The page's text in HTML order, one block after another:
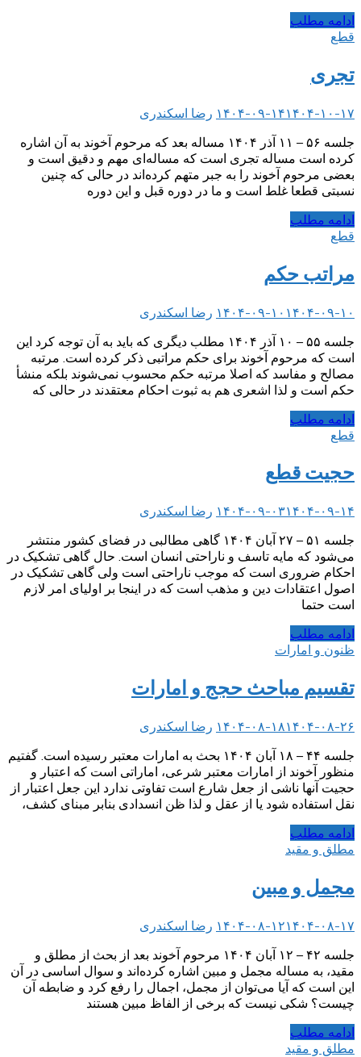
ادامه مطلب
قطع
تجری
۱۴۰۴-۰۹-۱۴۱۴۰۴-۱۰-۱۷
رضا اسکندری
جلسه ۵۶ – ۱۱ آذر ۱۴۰۴ مساله بعد که مرحوم آخوند به آن اشاره
کرده است مساله تجری است که مساله‌ای مهم و دقیق است و
بعضی مرحوم آخوند را به جبر متهم کرده‌اند در حالی که چنین
نسبتی قطعا غلط است و ما در دوره قبل و این دوره
ادامه مطلب
قطع
مراتب حکم
۱۴۰۴-۰۹-۱۰ ۱۴۰۴-۰۹-۱۰
رضا اسکندری
جلسه ۵۵ – ۱۰ آذر ۱۴۰۴ مطلب دیگری که باید به آن توجه کرد این
است که مرحوم آخوند برای حکم مراتبی ذکر کرده است. مرتبه
مصالح و مفاسد که اصلا مرتبه حکم محسوب نمی‌شوند بلکه منشأ
حکم است و لذا اشعری هم به ثبوت احکام معتقدند در حالی که
ادامه مطلب
قطع
حجیت قطع
۱۴۰۴-۰۹-۰۳۱۴۰۴-۰۹-۱۴
رضا اسکندری
جلسه ۵۱ – ۲۷ آبان ۱۴۰۴ گاهی مطالبی در فضای کشور منتشر
می‌شود که مایه تاسف و ناراحتی انسان است. حال گاهی تشکیک در
احکام ضروری است که موجب ناراحتی است ولی گاهی تشکیک در
اصول اعتقادات دین و مذهب است که در اینجا بر اولیای امر لازم
است حتما
ادامه مطلب
ظنون و امارات
تقسیم مباحث حجج و امارات
۱۴۰۴-۰۸-۱۸۱۴۰۴-۰۸-۲۶
رضا اسکندری
جلسه ۴۴ – ۱۸ آبان ۱۴۰۴ بحث به امارات معتبر رسیده است. گفتیم
منظور آخوند از امارات معتبر شرعی، اماراتی است که اعتبار و
حجیت آنها ناشی از جعل شارع است تفاوتی ندارد این جعل اعتبار از
نقل استفاده شود یا از عقل و لذا ظن انسدادی بنابر مبنای کشف،
ادامه مطلب
مطلق و مقید
مجمل و مبین
۱۴۰۴-۰۸-۱۲۱۴۰۴-۰۸-۱۷
رضا اسکندری
جلسه ۴۲ – ۱۲ آبان ۱۴۰۴ مرحوم آخوند بعد از بحث از مطلق و
مقید، به مساله مجمل و مبین اشاره کرده‌اند و سوال اساسی در آن
این است که آیا می‌توان از مجمل، اجمال را رفع کرد و ضابطه آن
چیست؟ شکی نیست که برخی از الفاظ مبین هستند
ادامه مطلب
مطلق و مقید